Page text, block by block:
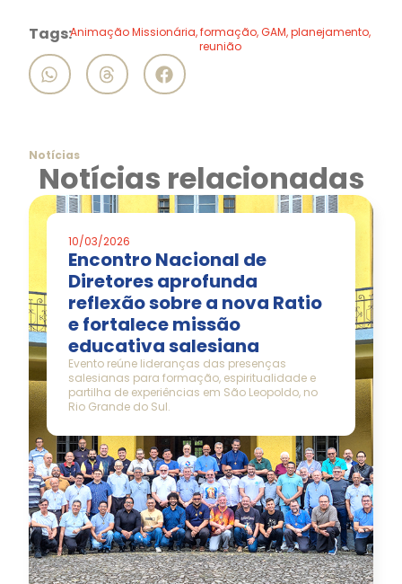
Tags:Animação Missionária,formação,GAM,planejamento,
reunião
Notícias
Notícias relacionadas
10/03/2026
Encontro Nacional de
Diretores aprofunda
reflexão sobre a nova Ratio
e fortalece missão
educativa salesiana
Evento reúne lideranças das presenças
salesianas para formação, espiritualidade e
partilha de experiências em São Leopoldo, no
Rio Grande do Sul.